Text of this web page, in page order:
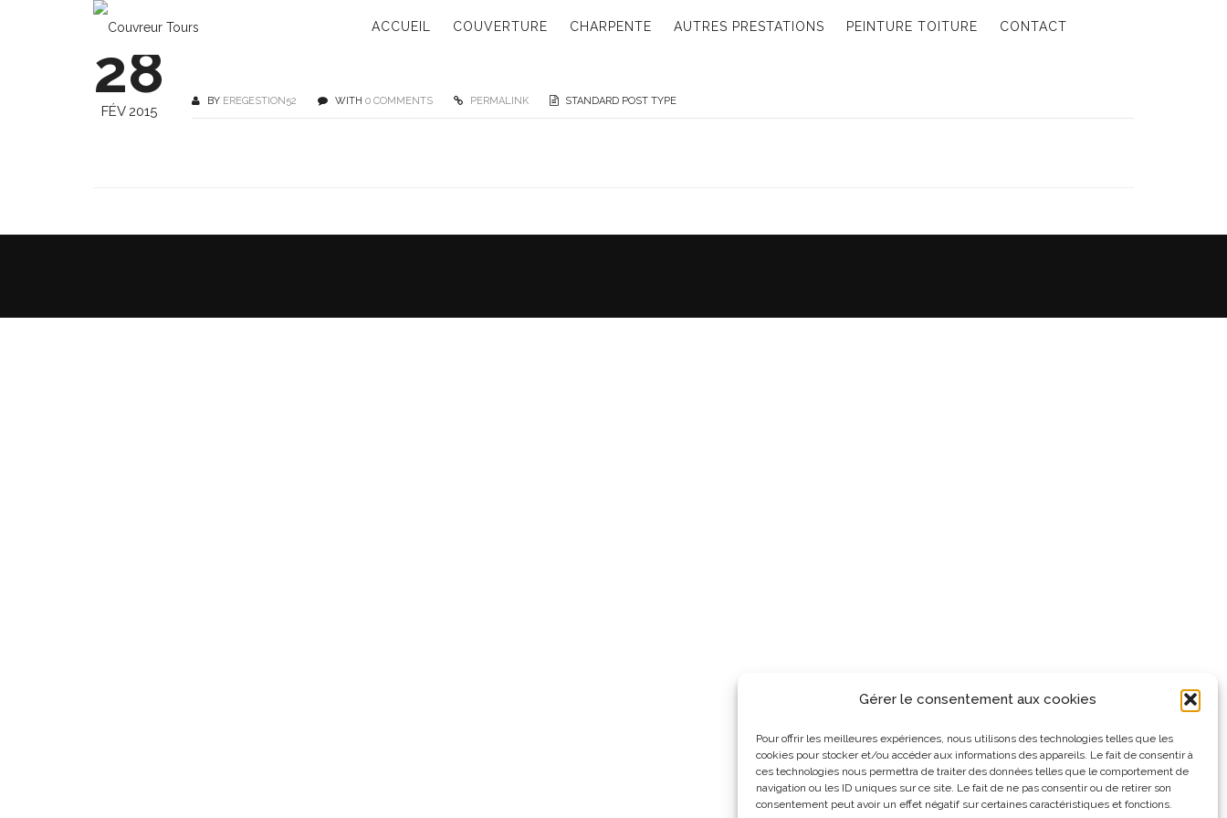
Gérer le consentement aux cookies
Pour offrir les meilleures expériences, nous utilisons des technologies telles que les
cookies pour stocker et/ou accéder aux informations des appareils. Le fait de consentir à
ces technologies nous permettra de traiter des données telles que le comportement de
navigation ou les ID uniques sur ce site. Le fait de ne pas consentir ou de retirer son
consentement peut avoir un effet négatif sur certaines caractéristiques et fonctions.
ACCUEIL COUVERTURE CHARPENTE AUTRES PRESTATIONS PEINTURE TOITURE CONTACT
28
FÉV 2015
BY EREGESTION52 WITH 0 COMMENTS PERMALINK STANDARD POST TYPE